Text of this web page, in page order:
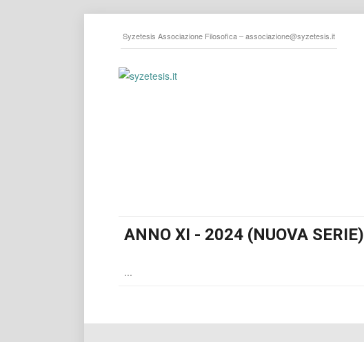
Syzetesis Associazione Filosofica –associazione@syzetesis.it
ANNO XI - 2024 (NUOVA SERIE)
...